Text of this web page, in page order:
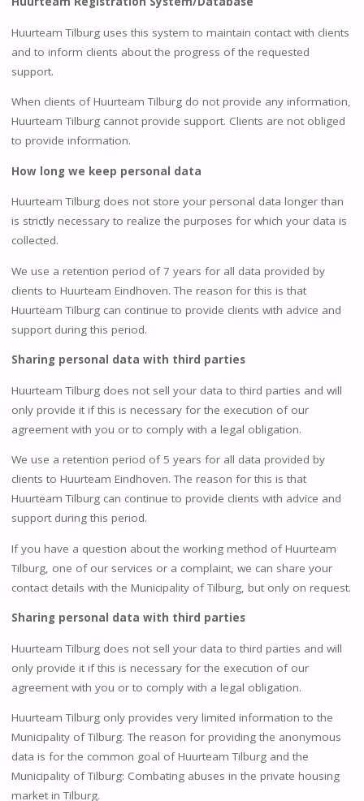
Huurteam Tilburg uses this system to maintain contact with clients
and to inform clients about the progress of the requested
support.
When clients of Huurteam Tilburg do not provide any information,
Huurteam Tilburg cannot provide support. Clients are not obliged
to provide information.
How long we keep personal data
Huurteam Tilburg does not store your personal data longer than
is strictly necessary to realize the purposes for which your data is
collected.
We use a retention period of 7 years for all data provided by
clients to Huurteam Eindhoven. The reason for this is that
Huurteam Tilburg can continue to provide clients with advice and
support during this period.
Sharing personal data with third parties
Huurteam Tilburg does not sell your data to third parties and will
only provide it if this is necessary for the execution of our
agreement with you or to comply with a legal obligation.
We use a retention period of 5 years for all data provided by
clients to Huurteam Eindhoven. The reason for this is that
Huurteam Tilburg can continue to provide clients with advice and
support during this period.
If you have a question about the working method of Huurteam
Tilburg, one of our services or a complaint, we can share your
contact details with the Municipality of Tilburg, but only on request.
Sharing personal data with third parties
Huurteam Tilburg does not sell your data to third parties and will
only provide it if this is necessary for the execution of our
agreement with you or to comply with a legal obligation.
Huurteam Tilburg only provides very limited information to the
Municipality of Tilburg. The reason for providing the anonymous
data is for the common goal of Huurteam Tilburg and the
Municipality of Tilburg: Combating abuses in the private housing
market in Tilburg.